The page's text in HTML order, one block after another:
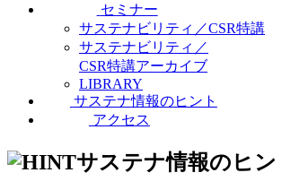
セミナー
サステナビリティ／CSR特講
サステナビリティ／
CSR特講アーカイブ
LIBRARY
サステナ情報のヒント
アクセス
サステナ情報のヒン